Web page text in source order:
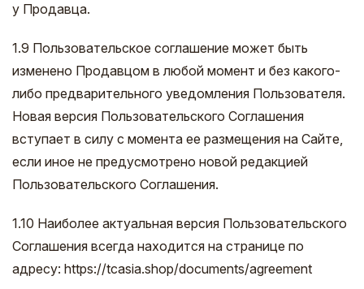
у Продавца.
1.9 Пользовательское соглашение может быть
изменено Продавцом в любой момент и без какого-
либо предварительного уведомления Пользователя.
Новая версия Пользовательского Соглашения
вступает в силу с момента ее размещения на Сайте,
если иное не предусмотрено новой редакцией
Пользовательского Соглашения.
1.10 Наиболее актуальная версия Пользовательского
Соглашения всегда находится на странице по
адресу: https://tcasia.shop/documents/agreement